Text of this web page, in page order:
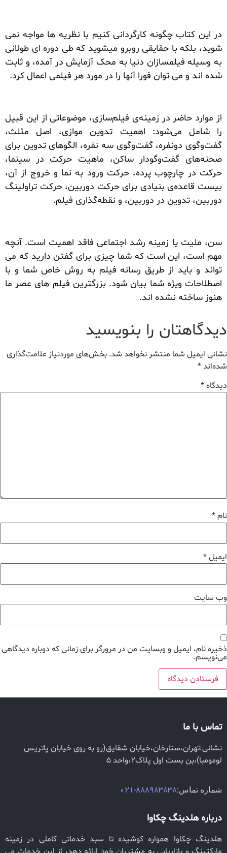
در این کتاب چگونه کارگردانی کنیم با نظریه ها مواجه نمی
شوید، بلکه با حقایقی روبرو میشوید که طی دوره ای طولانی
به وسیله فیلمسازان دنیا به محک آزمایش در آمده، و ثابت
شده اند و می توان فورا آنها را در مورد هر فیلمی اعمال کرد.
از موارد حاضر در زمینه‌ی فیلم‌سازی، موضوعاتی از این قبیل
را شامل می‌شود: اهمیت تدوین موازی، اصل مثلث،
گفت‌وگوی دونفره، گفت‌وگوی سه نفره، الگوهای تدوین برای
صحنه‌های گفت‌وگودار ساكن، ماهیت حركت در سینما،
حركت در چارچوب پرده، حركت ورود به نما و خروج از آن،
بیست قاعده‌ی بنیادی برای حركت دوربین، حركت تراولینگ
دوربین، تدوین در دوربین، و نقطه‌گذاری فیلم.
سن، ملیت یا زمینه رشد اجتماعی فاقد اهمیت است. آنچه
مهم است، این است که شما چیزی برای گفتن دارید که می
تواند و باید از طریق رسانه فیلم به روش خاص شما و با
اصطلاحات ویژه شما بیان شود. بزرگترین فیلم های عصر ما
هنوز ساخته نشده اند.
دیدگاهتان را بنویسید
نشانی ایمیل شما منتشر نخواهد شد. بخش‌های موردنیاز علامت‌گذاری
شده‌اند*
دیدگاه*
نام*
ایمیل*
وب‌ سایت
ذخیره نام، ایمیل و وبسایت من در مرورگر برای زمانی که دوباره دیدگاهی
می‌نویسم.
تماس با ما
نشانی:تهران،ستارخان،خیابان شقایق(رو به روی خیابان پاتریس
لومومبا)،بن بست اول پلاک2،واحد 5
شماره تماس:888983838-021
درباره هلدینگ چکاوا
هلدینگ چکاوا همواره کوشیده تا سبد خدماتی کاملی در زمینه